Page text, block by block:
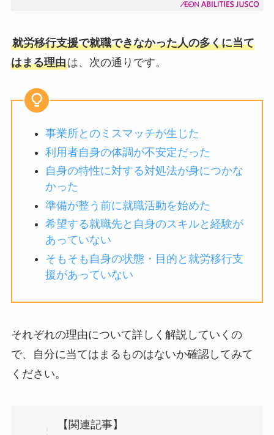
就労移行支援で就職できなかった人の多くに当て
はまる理由は、次の通りです。
事業所とのミスマッチが生じた
利用者自身の体調が不安定だった
自身の特性に対する対処法が身につかな
かった
準備が整う前に就職活動を始めた
希望する就職先と自身のスキルと経験が
あっていない
そもそも自身の状態・目的と就労移行支
援があっていない
それぞれの理由について詳しく解説していくの
で、自分に当てはまるものはないか確認してみて
ください。
【関連記事】